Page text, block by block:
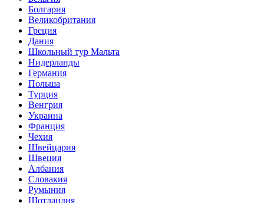
Болгария
Великобритания
Греция
Дания
Школьный тур Мальта
Нидерланды
Германия
Польша
Турция
Венгрия
Украина
Франция
Чехия
Швейцария
Швеция
Албания
Словакия
Румыния
Шотландия